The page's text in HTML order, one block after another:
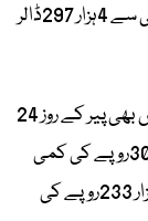
اونس سونے کی قیمت 30ڈالر 94سینٹس کی کمی سے 4ہزار 297ڈالر
عالمی مارکیٹ کے زیر اثر مقامی صرافہ بازاروں میں بھی پیر کے روز 24
قیراط کے حامل فی تولہ سونے کی قیمت میں 3094روپے کی کمی
ریکارڈ ہوئی، جس کے بعد نئی قیمت 4لاکھ 52ہزار 233روپے کی